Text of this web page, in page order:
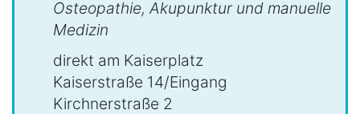
Osteopathie, Akupunktur und manuelle
Medizin
direkt am Kaiserplatz
Kaiserstraße 14/Eingang
Kirchnerstraße 2